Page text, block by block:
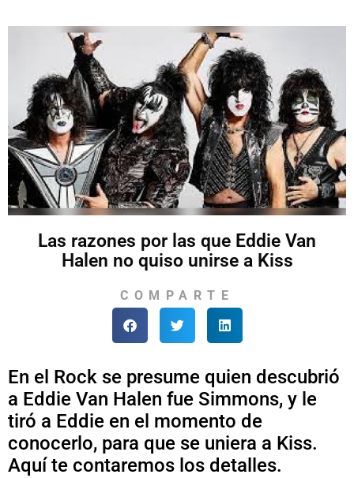
Las razones por las que Eddie Van
Halen no quiso unirse a Kiss
COMPARTE
En el Rock se presume quien descubrió
a Eddie Van Halen fue Simmons, y le
tiró a Eddie en el momento de
conocerlo, para que se uniera a Kiss.
Aquí te contaremos los detalles.